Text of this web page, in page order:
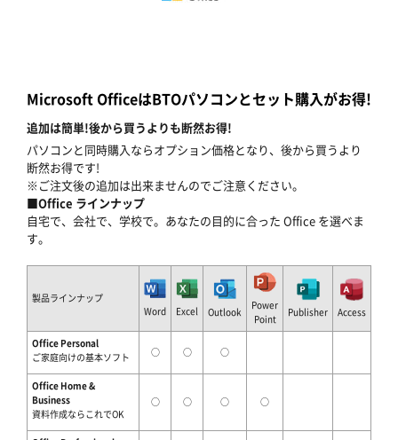
Microsoft OfficeはBTOパソコンとセット購入がお得!
追加は簡単!後から買うよりも断然お得!
パソコンと同時購入ならオプション価格となり、後から買うより
断然お得です!
※ご注文後の追加は出来ませんのでご注意ください。
■Office ラインナップ
自宅で、会社で、学校で。あなたの目的に合った Office を選べま
す。
製品ラインナップ
Word
Excel Outlook
Power
Point
Publisher Access
Office Personal
ご家庭向けの基本ソフト
○ ○ ○
Office Home &
Business
資料作成ならこれでOK
○ ○ ○ ○